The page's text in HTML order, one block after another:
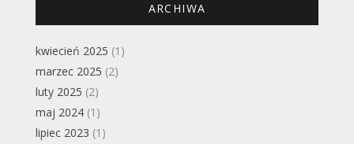
ARCHIWA
kwiecień 2025 (1)
marzec 2025 (2)
luty 2025 (2)
maj 2024(1)
lipiec 2023 (1)